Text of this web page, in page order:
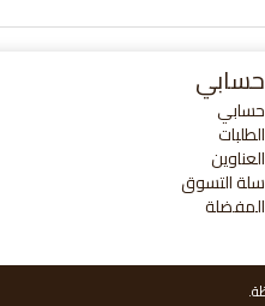
حسابي
حسابي
الطلبات
العناوين
سلة التسوق
المفضلة